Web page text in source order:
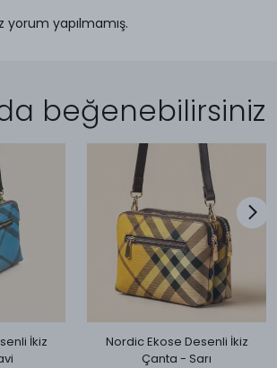
yapılmamış.
beğenebilirsiniz
İkiz
Nordic Ekose Desenli İkiz
Çanta - Sarı